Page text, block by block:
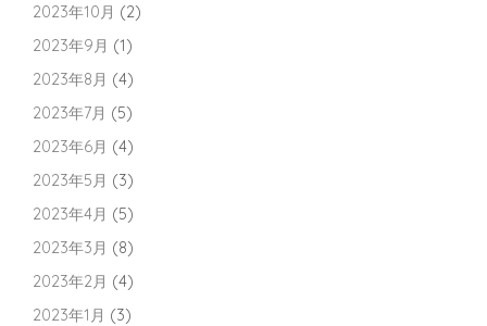
2023年10月 (2)
2023年9月 (1)
2023年8月 (4)
2023年7月 (5)
2023年6月 (4)
2023年5月 (3)
2023年4月 (5)
2023年3月 (8)
2023年2月 (4)
2023年1月 (3)